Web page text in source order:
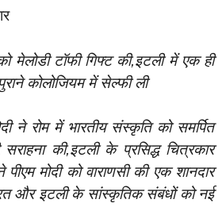
मेलोडी टॉफी गिफ्ट की,इटली में एक ही
कोलोजियम में सेल्फी ली
ने रोम में भारतीय संस्कृति को समर्पित
की,इटली के प्रसिद्ध चित्रकार
पीएम मोदी को वाराणसी की एक शानदार
और इटली के सांस्कृतिक संबंधों को नई